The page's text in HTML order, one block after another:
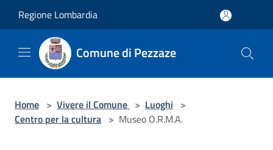
Regione Lombardia
Comune di Pezzaze
Home > Vivere il Comune > Luoghi >
Centro per la cultura > Museo O.R.M.A.